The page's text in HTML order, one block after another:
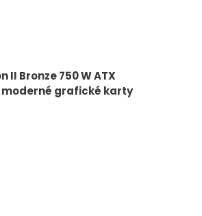
II Bronze 750 W ATX
moderné grafické karty